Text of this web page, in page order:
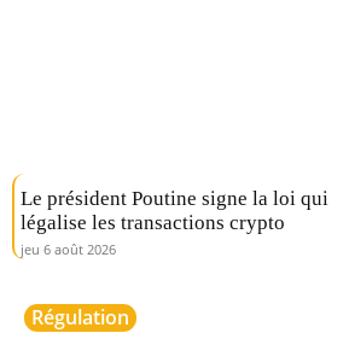
Le président Poutine signe la loi qui
légalise les transactions crypto
jeu 6 août 2026
Régulation